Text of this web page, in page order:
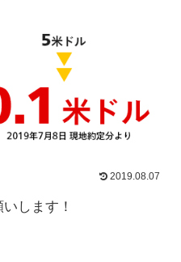
2019.08.07
します！